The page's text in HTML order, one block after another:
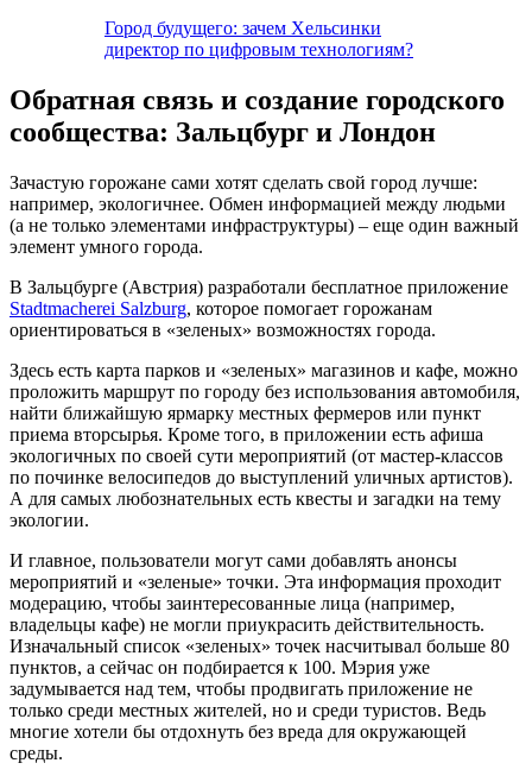
Город будущего: зачем Хельсинки
директор по цифровым технологиям?
Обратная связь и создание городского
сообщества: Зальцбург и Лондон
Зачастую горожане сами хотят сделать свой город лучше:
например, экологичнее. Обмен информацией между людьми
(а не только элементами инфраструктуры) – еще один важный
элемент умного города.
В Зальцбурге (Австрия) разработали бесплатное приложение
Stadtmacherei Salzburg, которое помогает горожанам
ориентироваться в «зеленых» возможностях города.
Здесь есть карта парков и «зеленых» магазинов и кафе, можно
проложить маршрут по городу без использования автомобиля,
найти ближайшую ярмарку местных фермеров или пункт
приема вторсырья. Кроме того, в приложении есть афиша
экологичных по своей сути мероприятий (от мастер-классов
по починке велосипедов до выступлений уличных артистов).
А для самых любознательных есть квесты и загадки на тему
экологии.
И главное, пользователи могут сами добавлять анонсы
мероприятий и «зеленые» точки. Эта информация проходит
модерацию, чтобы заинтересованные лица (например,
владельцы кафе) не могли приукрасить действительность.
Изначальный список «зеленых» точек насчитывал больше 80
пунктов, а сейчас он подбирается к 100. Мэрия уже
задумывается над тем, чтобы продвигать приложение не
только среди местных жителей, но и среди туристов. Ведь
многие хотели бы отдохнуть без вреда для окружающей
среды.